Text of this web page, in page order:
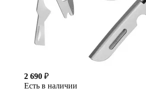
2 690 ₽
Есть в наличии